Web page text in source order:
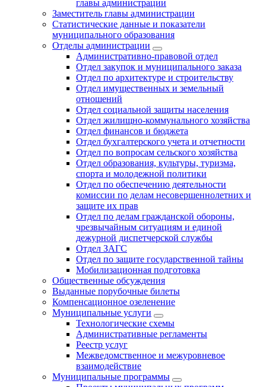
главы администрации
Заместитель главы администрации
Статистические данные и показатели
муниципального образования
Отделы администрации
Административно-правовой отдел
Отдел закупок и муниципального заказа
Отдел по архитектуре и строительству
Отдел имущественных и земельный
отношений
Отдел социальной защиты населения
Отдел жилищно-коммунального хозяйства
Отдел финансов и бюджета
Отдел бухгалтерского учета и отчетности
Отдел по вопросам сельского хозяйства
Отдел образования, культуры, туризма,
спорта и молодежной политики
Отдел по обеспечению деятельности
комиссии по делам несовершеннолетних и
защите их прав
Отдел по делам гражданской обороны,
чрезвычайным ситуациям и единой
дежурной диспетчерской службы
Отдел ЗАГС
Отдел по защите государственной тайны
Мобилизационная подготовка
Общественные обсуждения
Выданные порубочные билеты
Компенсационное озеленение
Муниципальные услуги
Технологические схемы
Административные регламенты
Реестр услуг
Межведомственное и межуровневое
взаимодействие
Муниципальные программы